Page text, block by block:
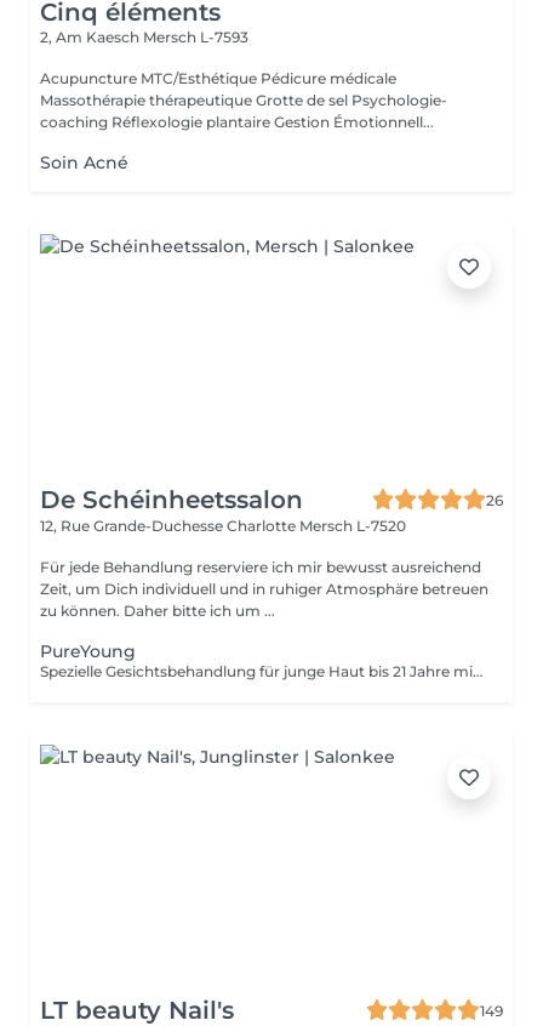
Cinq éléments
2, Am Kaesch Mersch L-7593
Acupuncture MTC/Esthétique Pédicure médicale
Massothérapie thérapeutique Grotte de sel Psychologie-
coaching Réflexologie plantaire Gestion Émotionnell...
Soin Acné
De Schéinheetssalon
26
12, Rue Grande-Duchesse Charlotte Mersch L-7520
Für jede Behandlung reserviere ich mir bewusst ausreichend
Zeit, um Dich individuell und in ruhiger Atmosphäre betreuen
zu können. Daher bitte ich um ...
PureYoung
Spezielle Gesichtsbehandlung für junge Haut bis 21 Jahre mit Fokus auf gründliche Ausreinigung und Hautklärung.
LT beauty Nail's
149